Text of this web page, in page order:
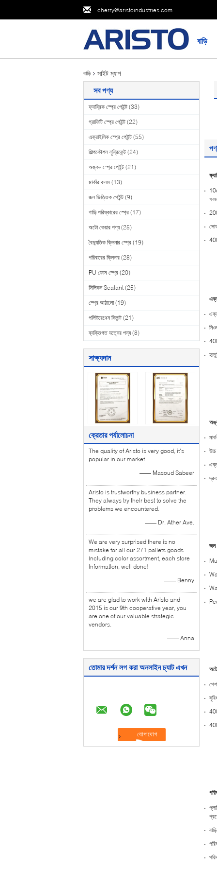
cherry@aristoindustries.com
বাড়ি
বাড়ি সাইট ম্যাপ
সব পণ্য
ফ্যাব্রিক স্প্রে পেইন্ট (33)
গ্রাফিটি স্প্রে পেইন্ট (22)
এক্রাইলিক স্প্রে পেইন্ট (55)
শিল্পকৌশল লুব্রিকেন্ট (24)
অঙ্কন স্প্রে পেইন্ট (21)
মার্কার কলম (13)
জল ভিত্তিক পেইন্ট (9)
গাড়ি পরিষ্কারের স্প্রে (17)
অটো কেয়ার পণ্য (25)
বৈদ্যুতিক ক্লিনার স্প্রে (19)
পরিবারের ক্লিনার (28)
PU ফোম স্প্রে (20)
সিলিকন Sealant (25)
স্প্রে আঠালো (19)
পলিউরেথেন সিলান্ট (21)
ব্যক্তিগত যত্নের পন্য (8)
সাক্ষ্যদান
ক্রেতার পর্যালোচনা
The quality of Aristo is very good, it's
popular in our market.
—— Masoud Sabeer
Aristo is trustworthy business partner.
They always try their best to solve the
problems we encountered.
—— Dr. Ather Ave.
We are very surprised there is no
mistake for all our 271 pallets goods
including color assortment, each store
information, well done!
—— Benny
we are glad to work with Aristo and
2015 is our 9th cooperative year, you
are one of our valuable strategic
vendors.
—— Anna
তোমার দর্শন লগ করা অনলাইন চ্যাট এখন
জল